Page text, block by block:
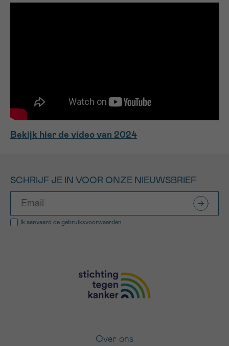
Bekijk hier de video van 2024
SCHRIJF JE IN VOOR ONZE NIEUWSBRIEF
Ik aanvaard de gebruiksvoorwaarden
Over ons